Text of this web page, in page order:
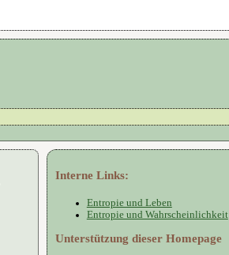
Interne Links:
Entropie und Leben
Entropie und Wahrscheinlichkeit
Unterstützung dieser Homepage